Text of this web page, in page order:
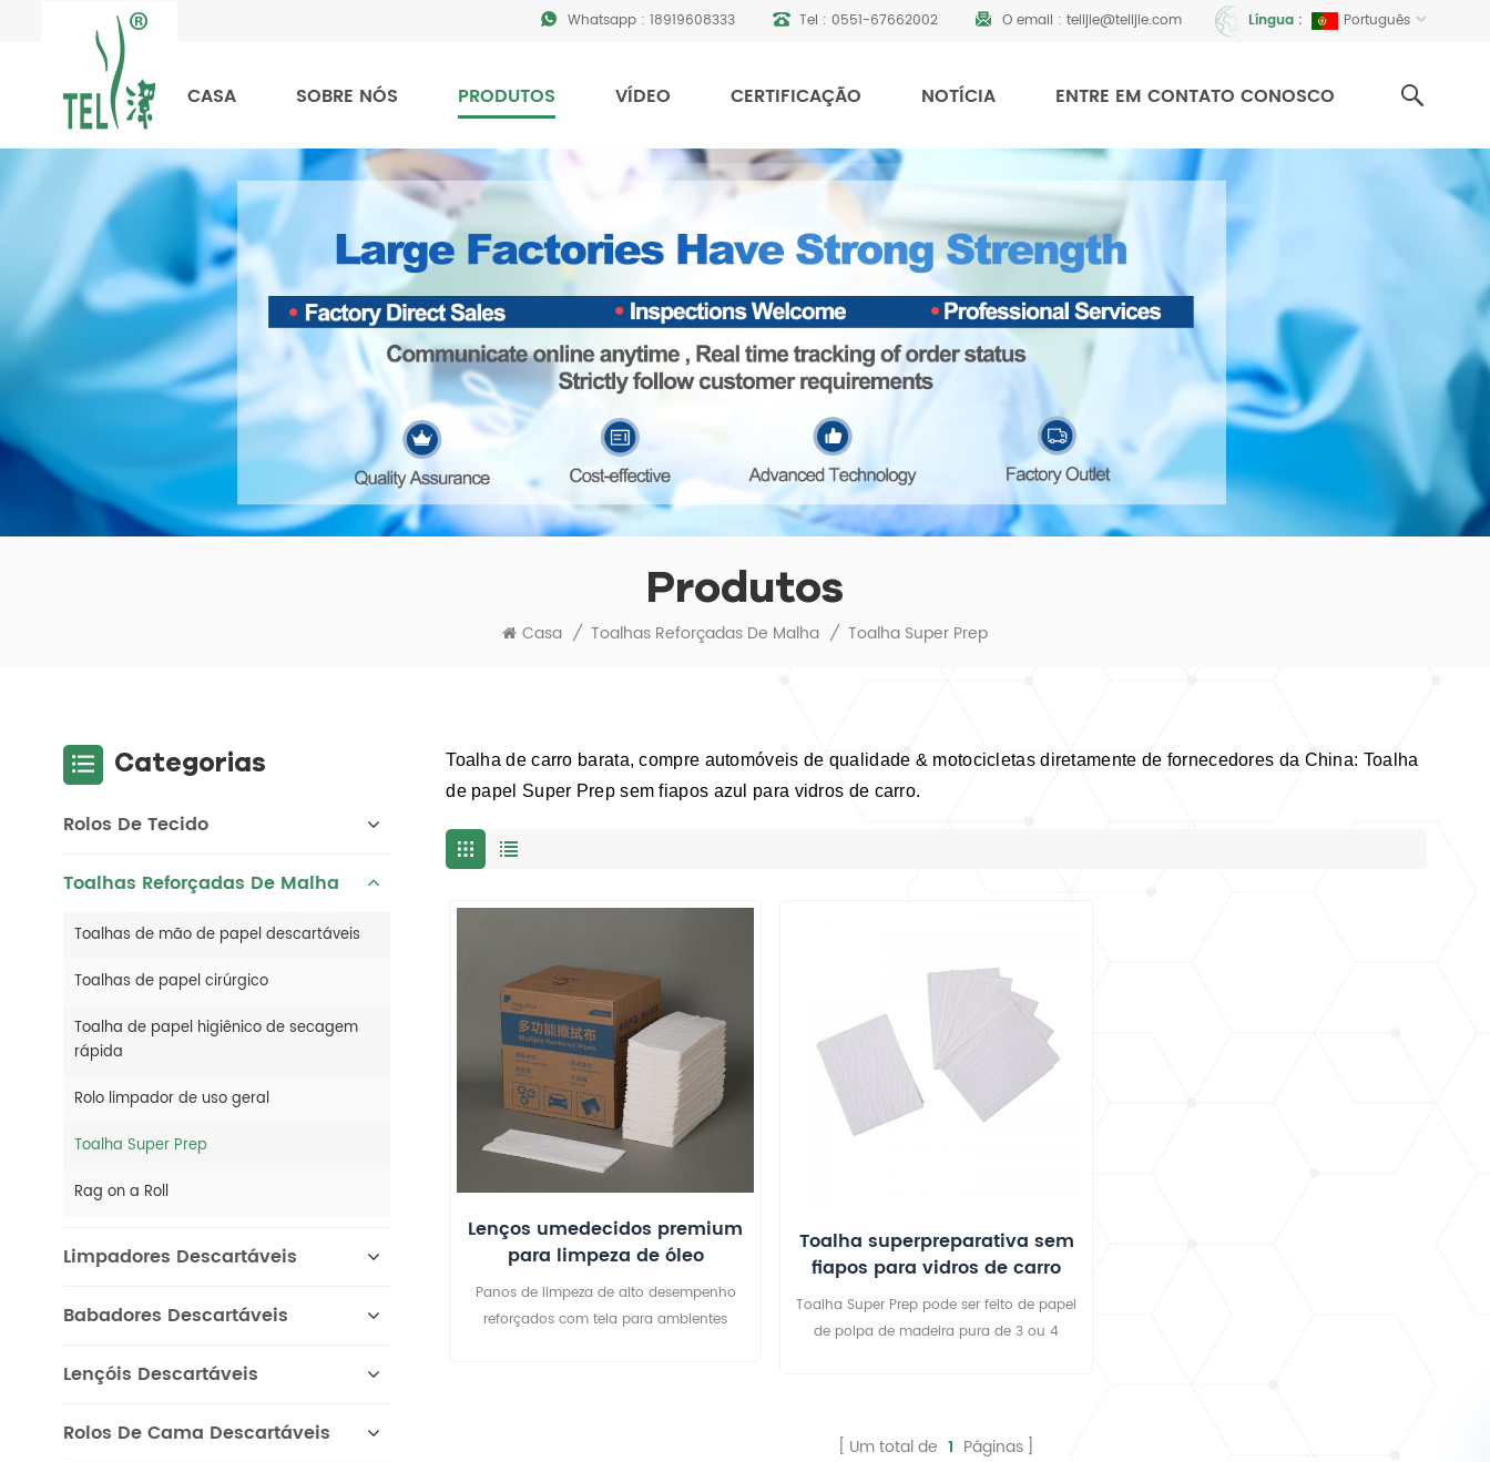
Língua : Português
Whatsapp : 18919608333 Tel : 0551-67662002 O email : telijie@telijie.com
CASA SOBRE NÓS PRODUTOS VÍDEO CERTIFICAÇÃO NOTÍCIA ENTRE EM CONTATO CONOSCO
Produtos
Casa / Toalhas Reforçadas De Malha / Toalha Super Prep
Toalha de carro barata, compre automóveis de qualidade & motocicletas diretamente de fornecedores da China: Toalha
de papel Super Prep sem fiapos azul para vidros de carro.
Lenços umedecidos premium
para limpeza de óleo
industrial, sem fiapos, para
uso pesado.
Panos de limpeza de alto desempenho
reforçados com tela para ambientes
Toalha superpreparativa sem
fiapos para vidros de carro
Toalha Super Prep pode ser feito de papel
de polpa de madeira pura de 3 ou 4
muito absorventes e práticas lly sem
Um total de 1 Páginas
Categorias
Rolos De Tecido
Toalhas Reforçadas De Malha
Toalhas de mão de papel descartáveis
Toalhas de papel cirúrgico
Toalha de papel higiênico de secagem
rápida
Rolo limpador de uso geral
Toalha Super Prep
Rag on a Roll
Limpadores Descartáveis
Babadores Descartáveis
Lençóis Descartáveis
Rolos De Cama Descartáveis